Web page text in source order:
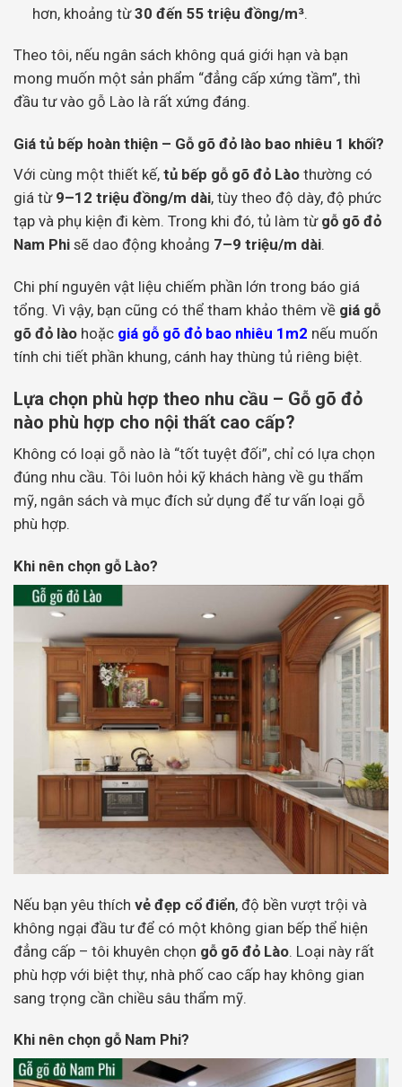
hơn, khoảng từ30 đến 55 triệu đồng/m³.
Theo tôi, nếu ngân sách không quá giới hạn và bạn
mong muốn một sản phẩm “đẳng cấp xứng tầm”, thì
đầu tư vào gỗ Lào là rất xứng đáng.
Giá tủ bếp hoàn thiện – Gỗ gõ đỏ lào bao nhiêu 1 khối?
Với cùng một thiết kế, tủ bếp gỗ gõ đỏ Lào thường có
giá từ 9–12 triệu đồng/m dài, tùy theo độ dày, độ phức
tạp và phụ kiện đi kèm. Trong khi đó, tủ làm từ gỗ gõ đỏ
Nam Phi sẽ dao động khoảng 7–9 triệu/m dài.
Chi phí nguyên vật liệu chiếm phần lớn trong báo giá
tổng. Vì vậy, bạn cũng có thể tham khảo thêm về giá gỗ
gõ đỏ lào hoặc giá gỗ gõ đỏ bao nhiêu 1m2 nếu muốn
tính chi tiết phần khung, cánh hay thùng tủ riêng biệt.
Lựa chọn phù hợp theo nhu cầu – Gỗ gõ đỏ
nào phù hợp cho nội thất cao cấp?
Không có loại gỗ nào là “tốt tuyệt đối”, chỉ có lựa chọn
đúng nhu cầu. Tôi luôn hỏi kỹ khách hàng về gu thẩm
mỹ, ngân sách và mục đích sử dụng để tư vấn loại gỗ
phù hợp.
Khi nên chọn gỗ Lào?
Nếu bạn yêu thích vẻ đẹp cổ điển, độ bền vượt trội và
không ngại đầu tư để có một không gian bếp thể hiện
đẳng cấp – tôi khuyên chọn gỗ gõ đỏ Lào. Loại này rất
phù hợp với biệt thự, nhà phố cao cấp hay không gian
sang trọng cần chiều sâu thẩm mỹ.
Khi nên chọn gỗ Nam Phi?